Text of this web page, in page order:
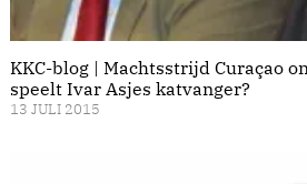
KKC-blog | Machtsstrijd Curaçao
speelt Ivar Asjes katvanger?
13 JULI 2015